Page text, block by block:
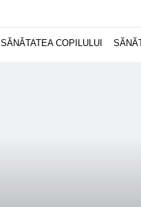
SĂNĂTATEA COPILULUI